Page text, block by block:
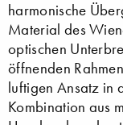
harmonische
Material des
optischen
öffnenden
luftigen Ansatz in
Kombination aus